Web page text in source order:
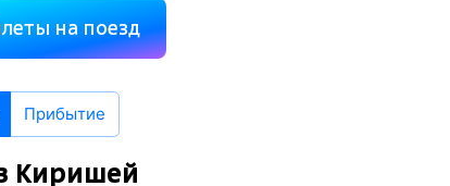
на поезд
Прибытие
Киришей